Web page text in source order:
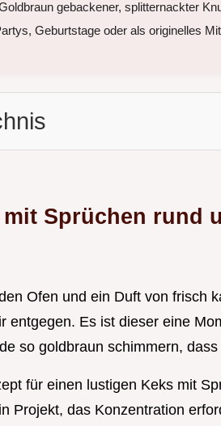
gebackener, splitternackter
Geburtstage oder als originelles
Sprüchen rund
Ofen und ein Duft von frisch
entgegen. Es ist dieser eine
so goldbraun schimmern,
für einen lustigen Keks mit
Projekt, das Konzentration